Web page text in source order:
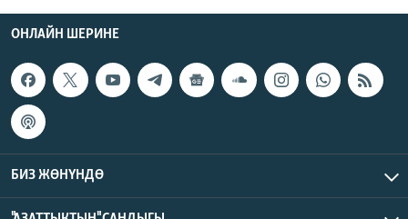
ОНЛАЙН ШЕРИНЕ
БИЗ ЖӨНҮНДӨ